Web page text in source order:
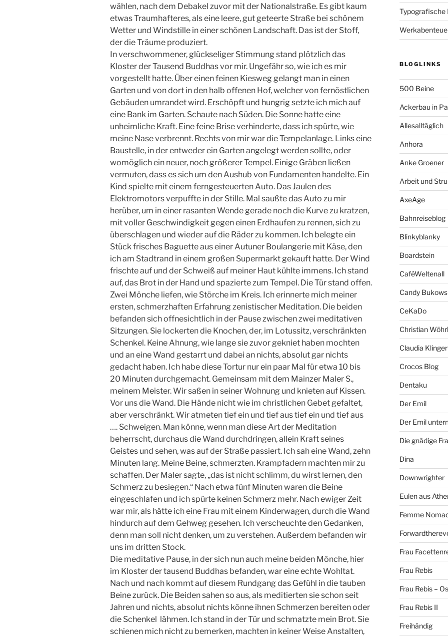
wählen, nach dem Debakel zuvor mit der Nationalstraße. Es gibt kaum
etwas Traumhafteres, als eine leere, gut geteerte Straße bei schönem
Wetter und Windstille in einer schönen Landschaft. Das ist der Stoff,
der die Träume produziert.
In verschwommener, glückseliger Stimmung stand plötzlich das
Kloster der Tausend Buddhas vor mir. Ungefähr so, wie ich es mir
vorgestellt hatte. Über einen feinen Kiesweg gelangt man in einen
Garten und von dort in den halb offenen Hof, welcher von fernöstlichen
Gebäuden umrandet wird. Erschöpft und hungrig setzte ich mich auf
eine Bank im Garten. Schaute nach Süden. Die Sonne hatte eine
unheimliche Kraft. Eine feine Brise verhinderte, dass ich spürte, wie
meine Nase verbrennt. Rechts von mir war die Tempelanlage. Links eine
Baustelle, in der entweder ein Garten angelegt werden sollte, oder
womöglich ein neuer, noch größerer Tempel. Einige Gräben ließen
vermuten, dass es sich um den Aushub von Fundamenten handelte. Ein
Kind spielte mit einem ferngesteuerten Auto. Das Jaulen des
Elektromotors verpuffte in der Stille. Mal saußte das Auto zu mir
herüber, um in einer rasanten Wende gerade noch die Kurve zu kratzen,
mit voller Geschwindigkeit gegen einen Erdhaufen zu rennen, sich zu
überschlagen und wieder auf die Räder zu kommen. Ich belegte ein
Stück frisches Baguette aus einer Autuner Boulangerie mit Käse, den
ich am Stadtrand in einem großen Supermarkt gekauft hatte. Der Wind
frischte auf und der Schweiß auf meiner Haut kühlte immens. Ich stand
auf, das Brot in der Hand und spazierte zum Tempel. Die Tür stand offen.
Zwei Mönche liefen, wie Störche im Kreis. Ich erinnerte mich meiner
ersten, schmerzhaften Erfahrung zenistischer Meditation. Die beiden
befanden sich offnesichtlich in der Pause zwischen zwei meditativen
Sitzungen. Sie lockerten die Knochen, der, im Lotussitz, verschränkten
Schenkel. Keine Ahnung, wie lange sie zuvor gekniet haben mochten
und an eine Wand gestarrt und dabei an nichts, absolut gar nichts
gedacht haben. Ich habe diese Tortur nur ein paar Mal für etwa 10 bis
20 Minuten durchgemacht. Gemeinsam mit dem Mainzer Maler S.,
meinem Meister. Wir saßen in seiner Wohnung und knieten auf Kissen.
Vor uns die Wand. Die Hände nicht wie im christlichen Gebet gefaltet,
aber verschränkt. Wir atmeten tief ein und tief aus tief ein und tief aus
…. Schweigen. Man könne, wenn man diese Art der Meditation
beherrscht, durchaus die Wand durchdringen, allein Kraft seines
Geistes und sehen, was auf der Straße passiert. Ich sah eine Wand, zehn
Minuten lang. Meine Beine, schmerzten. Krampfadern machten mir zu
schaffen. Der Maler sagte, „das ist nicht schlimm, du wirst lernen, den
Schmerz zu besiegen.“ Nach etwa fünf Minuten waren die Beine
eingeschlafen und ich spürte keinen Schmerz mehr. Nach ewiger Zeit
war mir, als hätte ich eine Frau mit einem Kinderwagen, durch die Wand
hindurch auf dem Gehweg gesehen. Ich verscheuchte den Gedanken,
denn man soll nicht denken, um zu verstehen. Außerdem befanden wir
uns im dritten Stock.
Die meditative Pause, in der sich nun auch meine beiden Mönche, hier
im Kloster der tausend Buddhas befanden, war eine echte Wohltat.
Nach und nach kommt auf diesem Rundgang das Gefühl in die tauben
Beine zurück. Die Beiden sahen so aus, als meditierten sie schon seit
Jahren und nichts, absolut nichts könne ihnen Schmerzen bereiten oder
die Schenkel lähmen. Ich stand in der Tür und schmatzte mein Brot. Sie
schienen mich nicht zu bemerken, machten in keiner Weise Anstalten,
Typografische
BLOGLINKS
500 Beine
Ackerbau in
Allesalltäglich
Anhora
Anke Groener
Arbeit und
AxeAge
Bahnreiseblog
Blinkyblanky
Boardstein
CaféWeltenall
Candy
CeKaDo
Christian Wöhrl
Claudia Klinger
Crocos Blog
Dentaku
Der Emil
Der Emil
Die gnädige
Dina
Downwrighter
Eulen aus
Femme
Frau
Frau Rebis
Frau Rebis –
Frau Rebis II
Freihändig